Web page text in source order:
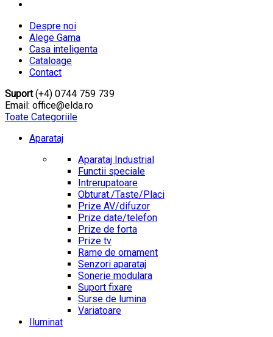
Despre noi
Alege Gama
Casa inteligenta
Cataloage
Contact
Suport(+4) 0744 759 739
Email: office@elda.ro
Toate Categoriile
Aparataj
Aparataj Industrial
Functii speciale
Intrerupatoare
Obturat./Taste/Placi
Prize AV/difuzor
Prize date/telefon
Prize de forta
Prize tv
Rame de ornament
Senzori aparataj
Sonerie modulara
Suport fixare
Surse de lumina
Variatoare
Iluminat